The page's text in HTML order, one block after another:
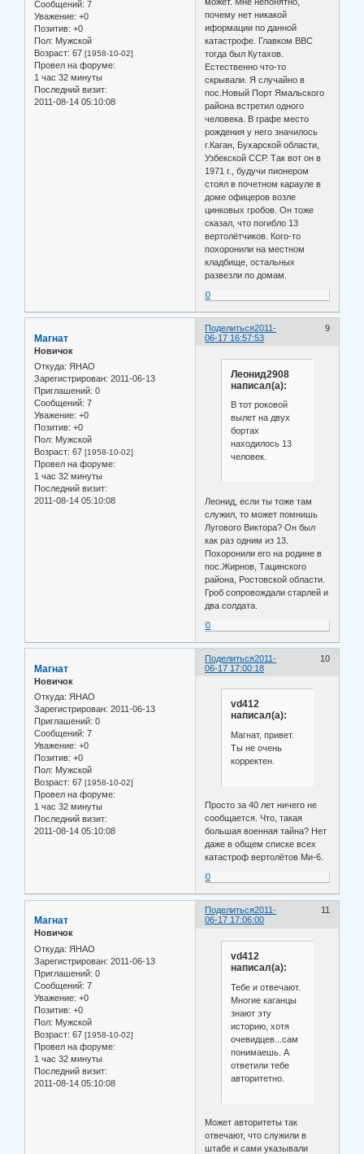
Сообщений: 7
Уважение: +0
Позитив: +0
Пол: Мужской
Возраст: 67 [1958-10-02]
Провел на форуме:
1 час 32 минуты
Последний визит:
2011-08-14 05:10:08
почему нет никакой
иформации по данной
катастрофе. Главком ВВС
тогда был Кутахов.
Естественно что-то
скрывали. Я случайно в
пос.Новый Порт Ямальского
района встретил одного
человека. В графе место
рождения у него значилось
г.Каган, Бухарской области,
Узбекской ССР. Так вот он в
1971 г., будучи пионером
стоял в почетном карауле в
доме офицеров возле
цинковых гробов. Он тоже
сказал, что погибло 13
вертолётчиков. Кого-то
похоронили на местном
кладбище, остальных
развезли по домам.
0
Поделиться 9
2011-
06-17 16:57:53
Магнат
Новичок
Откуда: ЯНАО
Зарегистрирован: 2011-06-13
Приглашений: 0
Сообщений: 7
Уважение: +0
Позитив: +0
Пол: Мужской
Возраст: 67 [1958-10-02]
Провел на форуме:
1 час 32 минуты
Последний визит:
2011-08-14 05:10:08
Леонид2908
написал(а):
В тот роковой
вылет на двух
бортах
находилось 13
человек.
Леонид, если ты тоже там
служил, то может помнишь
Лугового Виктора? Он был
как раз одним из 13.
Похоронили его на родине в
пос.Жирнов, Тацинского
района, Ростовской области.
Гроб сопровождали старлей и
два солдата.
0
Поделиться 10
2011-
06-17 17:00:18
Магнат
Новичок
Откуда: ЯНАО
Зарегистрирован: 2011-06-13
Приглашений: 0
Сообщений: 7
Уважение: +0
Позитив: +0
Пол: Мужской
Возраст: 67 [1958-10-02]
Провел на форуме:
1 час 32 минуты
Последний визит:
2011-08-14 05:10:08
vd412
написал(а):
Магнат, привет.
Ты не очень
корректен.
Просто за 40 лет ничего не
сообщается. Что, такая
большая военная тайна? Нет
даже в общем списке всех
катастроф вертолётов Ми-6.
0
Поделиться 11
2011-
06-17 17:06:00
Магнат
Новичок
Откуда: ЯНАО
Зарегистрирован: 2011-06-13
Приглашений: 0
Сообщений: 7
Уважение: +0
Позитив: +0
Пол: Мужской
Возраст: 67 [1958-10-02]
Провел на форуме:
1 час 32 минуты
Последний визит:
2011-08-14 05:10:08
vd412
написал(а):
Тебе и отвечают.
Многие каганцы
знают эту
историю, хотя
очевидцев...сам
понимаешь. А
ответили тебе
авторитетно.
Может авторитеты так
отвечают, что служили в
штабе и сами указывали